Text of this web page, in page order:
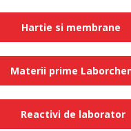
Hartie si membrane
Materii prime
Reactivi de laborator